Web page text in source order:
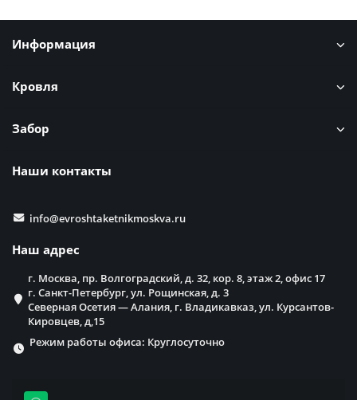
Информация
Кровля
Забор
Наши контакты
info@evroshtaketnikmoskva.ru
Наш адрес
г. Москва, пр. Волгоградский, д. 32, кор. 8, этаж 2, офис 17
г. Санкт-Петербург, ул. Рощинская, д. 3
Северная Осетия — Алания, г. Владикавказ, ул. Курсантов-
Кировцев, д,15
Режим работы офиса: Круглосуточно